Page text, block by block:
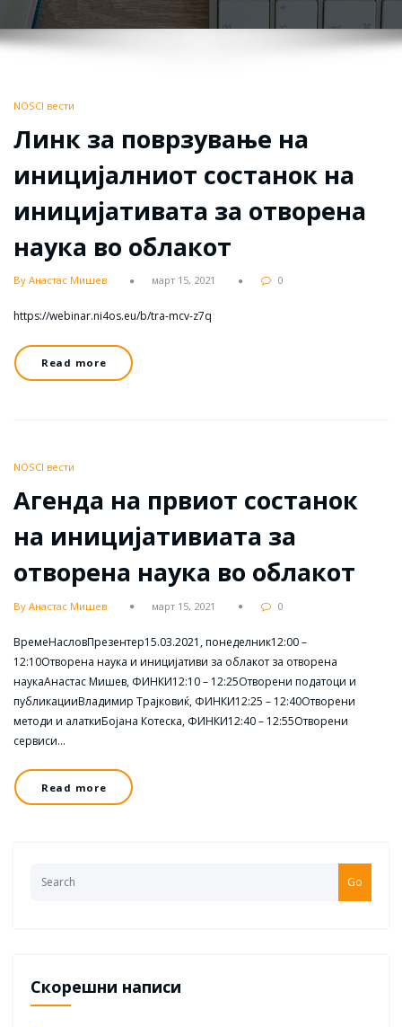
NOSCI вести
Линк за поврзување на
иницијалниот состанок на
иницијативата за отворена
наука во облакот
By Анастас Мишев март 15, 2021 0
https://webinar.ni4os.eu/b/tra-mcv-z7q
Read more
NOSCI вести
Агенда на првиот состанок
на иницијативиата за
отворена наука во облакот
By Анастас Мишев март 15, 2021 0
ВремеНасловПрезентер15.03.2021, понеделник12:00 –
12:10Отворена наука и иницијативи за облакот за отворена
наукаАнастас Мишев, ФИНКИ12:10 – 12:25Отворени податоци и
публикацииВладимир Трајковиќ, ФИНКИ12:25 – 12:40Отворени
методи и алаткиБојана Котеска, ФИНКИ12:40 – 12:55Отворени
сервиси…
Read more
Go
Скорешни написи